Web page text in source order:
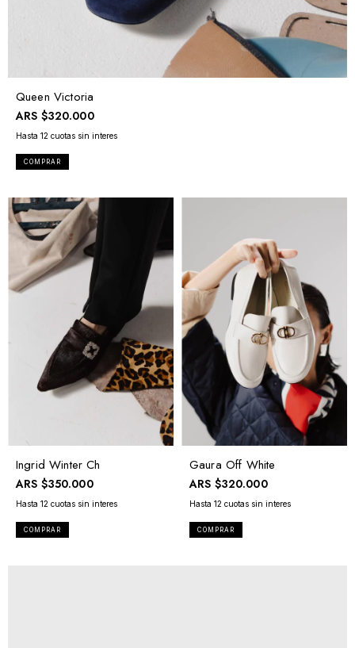
Queen Victoria
ARS $320.000
COMPRAR
Ingrid Winter Ch
ARS $350.000
COMPRAR
Gaura Off White
ARS $320.000
COMPRAR